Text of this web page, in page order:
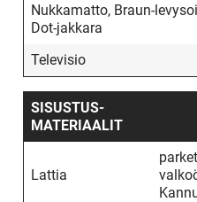
Nukkamatto, Braun-
Dot-jakkara
Televisio
SISUSTUS­
MATERIAALIT
Lattia